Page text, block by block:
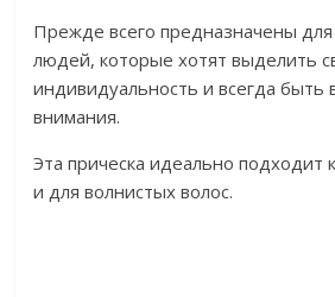
Прежде всего предназначены
людей, которые хотят выделить
индивидуальность и всегда быть
внимания.
Эта прическа идеально подходит
и для волнистых волос.